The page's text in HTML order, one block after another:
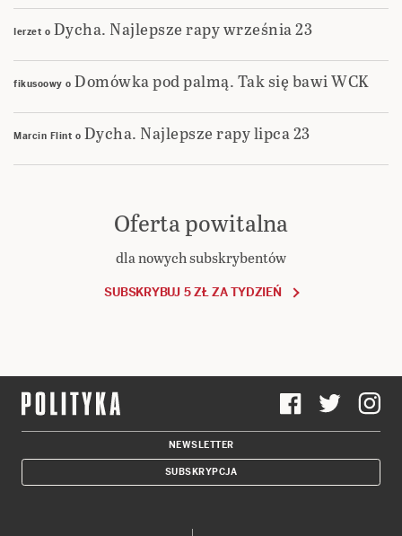
Ierzet o Dycha. Najlepsze rapy września 23
fikusoowy o Domówka pod palmą. Tak się bawi WCK
Marcin Flint o Dycha. Najlepsze rapy lipca 23
Oferta powitalna
dla nowych subskrybentów
SUBSKRYBUJ 5 ZŁ ZA TYDZIEŃ
NEWSLETTER
SUBSKRYPCJA